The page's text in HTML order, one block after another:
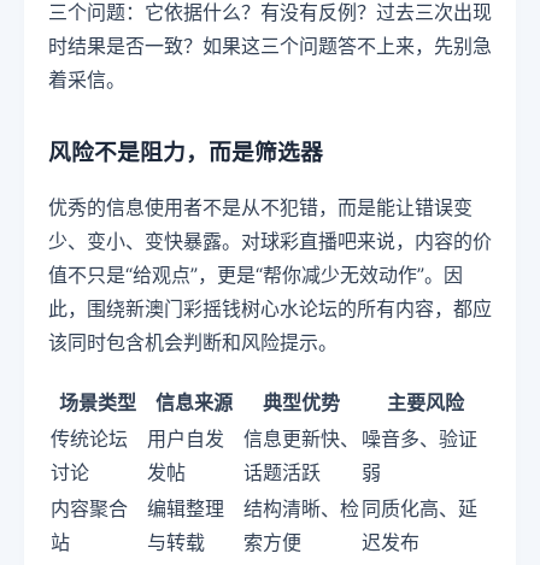
三个问题：它依据什么？有没有反例？过去三次出现
时结果是否一致？如果这三个问题答不上来，先别急
着采信。
风险不是阻力，而是筛选器
优秀的信息使用者不是从不犯错，而是能让错误变
少、变小、变快暴露。对球彩直播吧来说，内容的价
值不只是“给观点”，更是“帮你减少无效动作”。因
此，围绕新澳门彩摇钱树心水论坛的所有内容，都应
该同时包含机会判断和风险提示。
场景类型 信息来源 典型优势
主要风险
传统论坛
讨论
用户自发
发帖
信息更新快、
话题活跃
噪音多、验证
弱
内容聚合
站
编辑整理
与转载
结构清晰、检
索方便
同质化高、延
迟发布